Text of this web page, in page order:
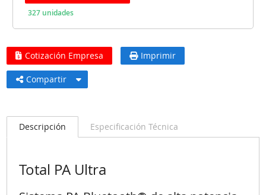
327 unidades
Cotización Empresa Imprimir
Compartir
Descripción Especificación Técnica
Total PA Ultra